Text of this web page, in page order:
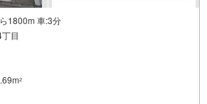
1800m 車:3分
目
2